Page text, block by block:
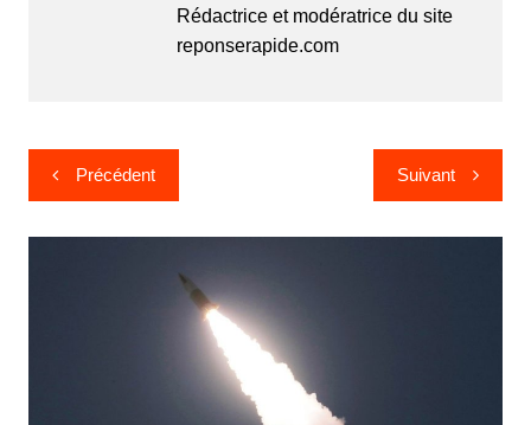
Rédactrice et modératrice du site
reponserapide.com
Navigation
de
l’article
Précédent Suivant